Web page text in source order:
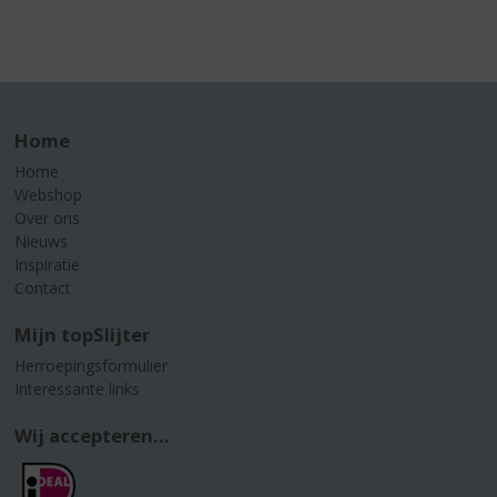
Home
Home
Webshop
Over ons
Nieuws
Inspiratie
Contact
Mijn topSlijter
Herroepingsformulier
Interessante links
Wij accepteren...